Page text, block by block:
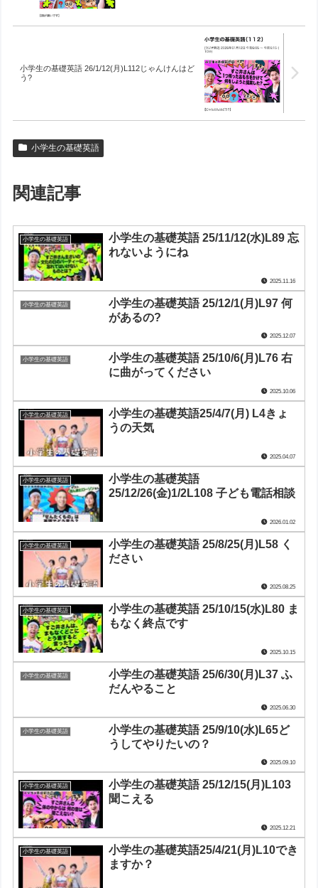
小学生の基礎英語 26/1/12(月)L112じゃんけんはど
う?
小学生の基礎英語
関連記事
小学生の基礎英語
小学生の基礎英語 25/11/12(水)L89 忘
れないようにね
2025.11.16
小学生の基礎英語
小学生の基礎英語 25/12/1(月)L97 何
があるの?
2025.12.07
小学生の基礎英語
小学生の基礎英語 25/10/6(月)L76 右
に曲がってください
2025.10.06
小学生の基礎英語
小学生の基礎英語25/4/7(月) L4きょ
うの天気
2025.04.07
小学生の基礎英語
小学生の基礎英語
25/12/26(金)1/2L108 子ども電話相談
2026.01.02
小学生の基礎英語
小学生の基礎英語 25/8/25(月)L58 く
ださい
2025.08.25
小学生の基礎英語
小学生の基礎英語 25/10/15(水)L80 ま
もなく終点です
2025.10.15
小学生の基礎英語
小学生の基礎英語 25/6/30(月)L37 ふ
だんやること
2025.06.30
小学生の基礎英語
小学生の基礎英語 25/9/10(水)L65ど
うしてやりたいの？
2025.09.10
小学生の基礎英語
小学生の基礎英語 25/12/15(月)L103
聞こえる
2025.12.21
小学生の基礎英語
小学生の基礎英語25/4/21(月)L10でき
ますか？